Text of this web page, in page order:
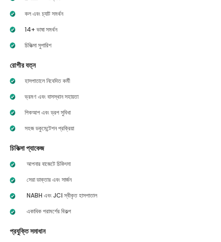
কল এবং চ্যাট সমর্থন
14+ ভাষা সমর্থন
চিকিত্সা সুপারিশ
রোগীর যত্ন
হাসপাতালে নিবেদিত কর্মী
ভ্রমণ এবং বাসস্থান সহায়তা
পিকআপ এবং ড্রপ সুবিধা
সহজ ডকুমেন্টেশন প্রক্রিয়া
চিকিত্সা প্যাকেজ
আপনার বাজেটে চিকিৎসা
সেরা ডাক্তার এবং সার্জন
NABH এবং JCI স্বীকৃত হাসপাতাল
একাধিক পরামর্শের বিকল্প
প্রযুক্তি সমাধান